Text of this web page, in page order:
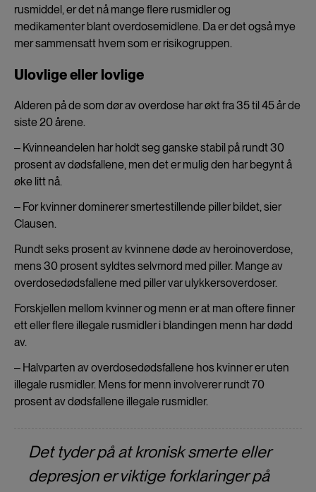
rusmiddel, er det nå mange flere rusmidler og
medikamenter blant overdosemidlene. Da er det også mye
mer sammensatt hvem som er risikogruppen.
Ulovlige eller lovlige
Alderen på de som dør av overdose har økt fra 35 til 45 år de
siste 20 årene.
‒ Kvinneandelen har holdt seg ganske stabil på rundt 30
prosent av dødsfallene, men det er mulig den har begynt å
øke litt nå.
‒ For kvinner dominerer smertestillende piller bildet, sier
Clausen.
Rundt seks prosent av kvinnene døde av heroinoverdose,
mens 30 prosent syldtes selvmord med piller. Mange av
overdosedødsfallene med piller var ulykkersoverdoser.
Forskjellen mellom kvinner og menn er at man oftere finner
ett eller flere illegale rusmidler i blandingen menn har dødd
av.
‒ Halvparten av overdosedødsfallene hos kvinner er uten
illegale rusmidler. Mens for menn involverer rundt 70
prosent av dødsfallene illegale rusmidler.
Det tyder på at kronisk smerte eller
depresjon er viktige forklaringer på